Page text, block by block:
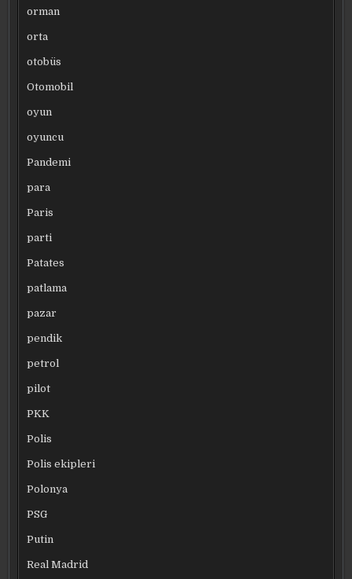
orman
orta
otobüs
Otomobil
oyun
oyuncu
Pandemi
para
Paris
parti
Patates
patlama
pazar
pendik
petrol
pilot
PKK
Polis
Polis ekipleri
Polonya
PSG
Putin
Real Madrid